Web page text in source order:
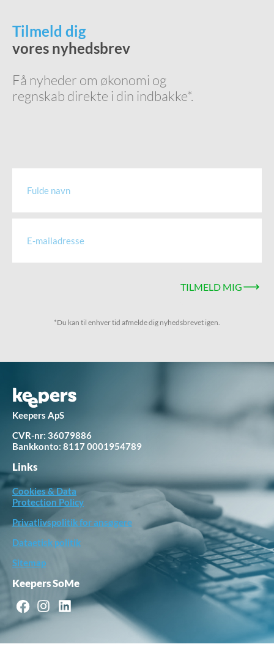
Tilmeld dig
vores nyhedsbrev
Få nyheder om økonomi og
regnskab direkte i din indbakke*.
TILMELD MIG
*Du kan til enhver tid afmelde dig nyhedsbrevet igen.
Keepers ApS
CVR-nr: 36079886
Bankkonto: 8117 0001954789
Links
Cookies & Data
Protection Policy
Privatlivspolitik for ansøgere
Dataetisk politik
Sitemap
Keepers SoMe